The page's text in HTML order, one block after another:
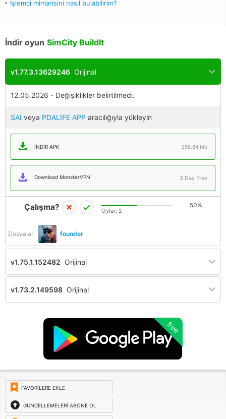
İşlemci mimarisini nasıl bulabilirim?
İndir oyun SimCity BuildIt
v1.77.3.13629246 Orijinal
12.05.2026 - Değişiklikler belirtilmedi.
SAI veya PDALIFE APP aracılığıyla yükleyin
İNDIR APK 258.84 Mb
Download MonsterVPN 3 Day Free
Dosyalar: founder
Çalışma? 50%
Oylar: 2
v1.75.1.152482 Orijinal
v1.73.2.149598 Orijinal
free
FAVORILERE EKLE
GÜNCELLEMELERI ABONE OL